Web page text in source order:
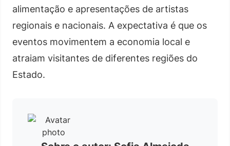
alimentação e apresentações de artistas
regionais e nacionais. A expectativa é que os
eventos movimentem a economia local e
atraiam visitantes de diferentes regiões do
Estado.